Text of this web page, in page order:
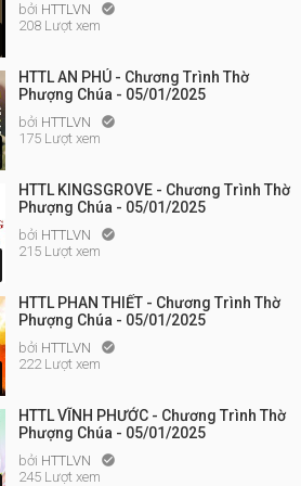
bởi HTTLVN 
208 Lượt xem
HTTL AN PHÚ - Chương Trình Thờ
Phượng Chúa - 05/01/2025
bởi HTTLVN 
175 Lượt xem
HTTL KINGSGROVE - Chương Trình Thờ
Phượng Chúa - 05/01/2025
bởi HTTLVN 
215 Lượt xem
HTTL PHAN THIẾT - Chương Trình Thờ
Phượng Chúa - 05/01/2025
bởi HTTLVN 
222 Lượt xem
HTTL VĨNH PHƯỚC - Chương Trình Thờ
Phượng Chúa - 05/01/2025
bởi HTTLVN 
245 Lượt xem